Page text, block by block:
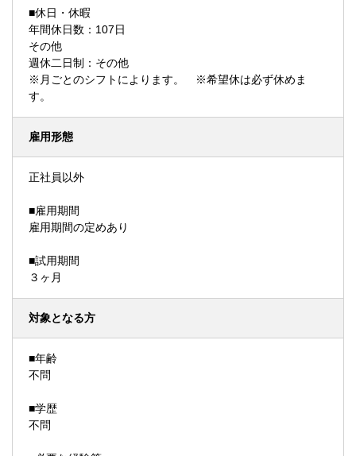
■休日・休暇
年間休日数：107日
その他
週休二日制：その他
※月ごとのシフトによります。 ※希望休は必ず休めま
す。
雇用形態
正社員以外
■雇用期間
雇用期間の定めあり
■試用期間
３ヶ月
対象となる方
■年齢
不問
■学歴
不問